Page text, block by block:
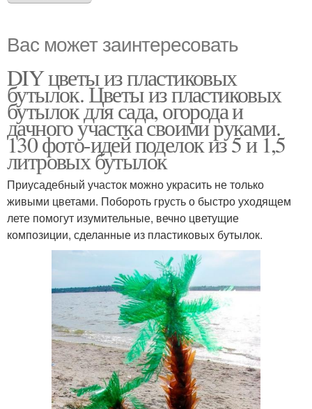
Вас может заинтересовать
DIY цветы из пластиковых
бутылок. Цветы из пластиковых
бутылок для сада, огорода и
дачного участка своими руками.
130 фото-идей поделок из 5 и 1,5
литровых бутылок
Приусадебный участок можно украсить не только
живыми цветами. Побороть грусть о быстро уходящем
лете помогут изумительные, вечно цветущие
композиции, сделанные из пластиковых бутылок.